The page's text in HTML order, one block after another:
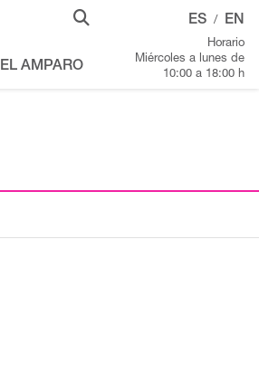
EL AMPARO
ES / EN
Horario
Miércoles a lunes de
10:00 a 18:00 h